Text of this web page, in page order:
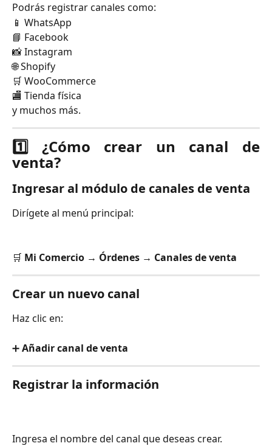
Podrás registrar canales como:
📱 WhatsApp
📘 Facebook
📸 Instagram
🌐 Shopify
🛒 WooCommerce
🏬 Tienda física
y muchos más.
1️⃣ ¿Cómo crear un canal de
venta?
Ingresar al módulo de canales de venta
Dirígete al menú principal:
🛒 Mi Comercio → Órdenes → Canales de venta
Crear un nuevo canal
Haz clic en:
➕Añadir canal de venta
Registrar la información
Ingresa el nombre del canal que deseas crear.